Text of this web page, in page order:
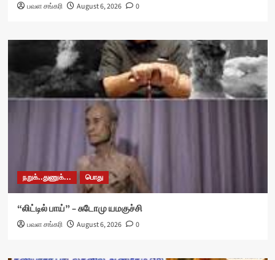
பவள சங்கரி August 6, 2026 0
நறுக்..துணுக்... பொது
“லிட்டில் பாய்” – சுடோமு யமகுச்சி
பவள சங்கரி August 6, 2026 0